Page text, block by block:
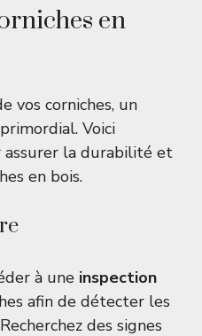
en
vos corniches, un
Voici
assurer la durabilité et
en bois.
à une inspection
afin de détecter les
des signes